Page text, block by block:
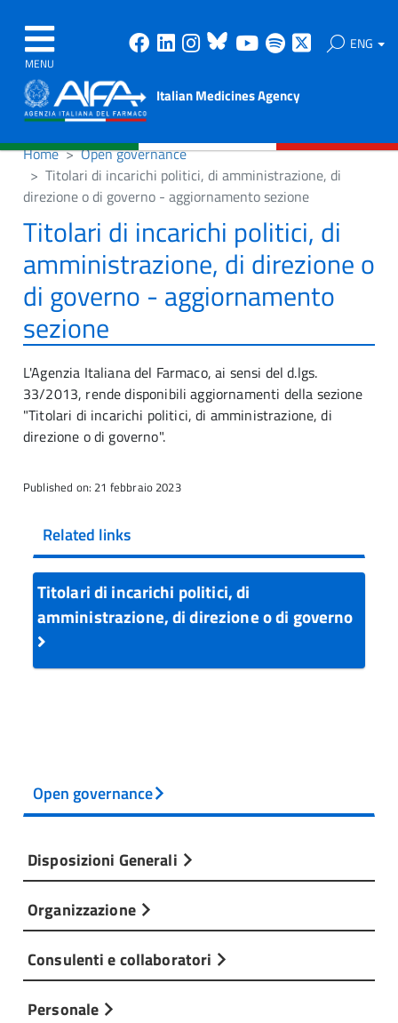
MENU
Facebook
Linkedin
Instagram
Bluesky
Youtube
Spotify ENG
Italian Medicines Agency
Home
Open governance
Titolari di incarichi politici, di amministrazione, di
direzione o di governo - aggiornamento sezione
Titolari di incarichi politici, di
amministrazione, di direzione o
di governo - aggiornamento
sezione
L'Agenzia Italiana del Farmaco, ai sensi del d.lgs.
33/2013, rende disponibili aggiornamenti della sezione
"Titolari di incarichi politici, di amministrazione, di
direzione o di governo".
Published on: 21 febbraio 2023
Related links
Titolari di incarichi politici, di
amministrazione, di direzione o di governo
Open governance
Disposizioni Generali
Organizzazione
Consulenti e collaboratori
Personale